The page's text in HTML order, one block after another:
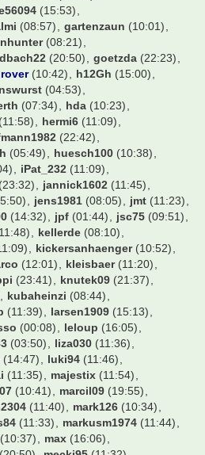
(15:53)
(08:57) gartenzaun (10:01)
(08:21)
(20:50) goetzda (22:23)
(10:42) h12Gh (15:00)
(04:53)
(07:34) hda (10:23)
(11:58) hermi6 (11:09)
(22:42)
(05:49) huesch100 (10:38)
iPat_232 (11:09)
(23:32) jannick1602 (11:45)
jens1981 (08:05) jmt (11:23)
(14:32) jpf (01:44) jsc75 (09:51)
kellerde (08:10)
kickersanhaenger (10:52)
(12:01) kleisbaer (11:20)
(23:41) knutek09 (21:37)
kubaheinzi (08:44)
(11:39) larsen1909 (15:13)
(00:08) leloup (16:05)
(03:50) liza030 (11:36)
(14:47) luki94 (11:46)
(11:35) majestix (11:54)
(10:41) marcil09 (19:55)
(11:40) mark126 (10:34)
(11:33) markusm1974 (11:44)
(10:37) max (16:06)